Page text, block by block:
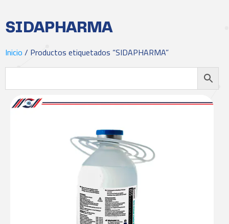
SIDAPHARMA
Inicio/ Productos etiquetados “SIDAPHARMA”